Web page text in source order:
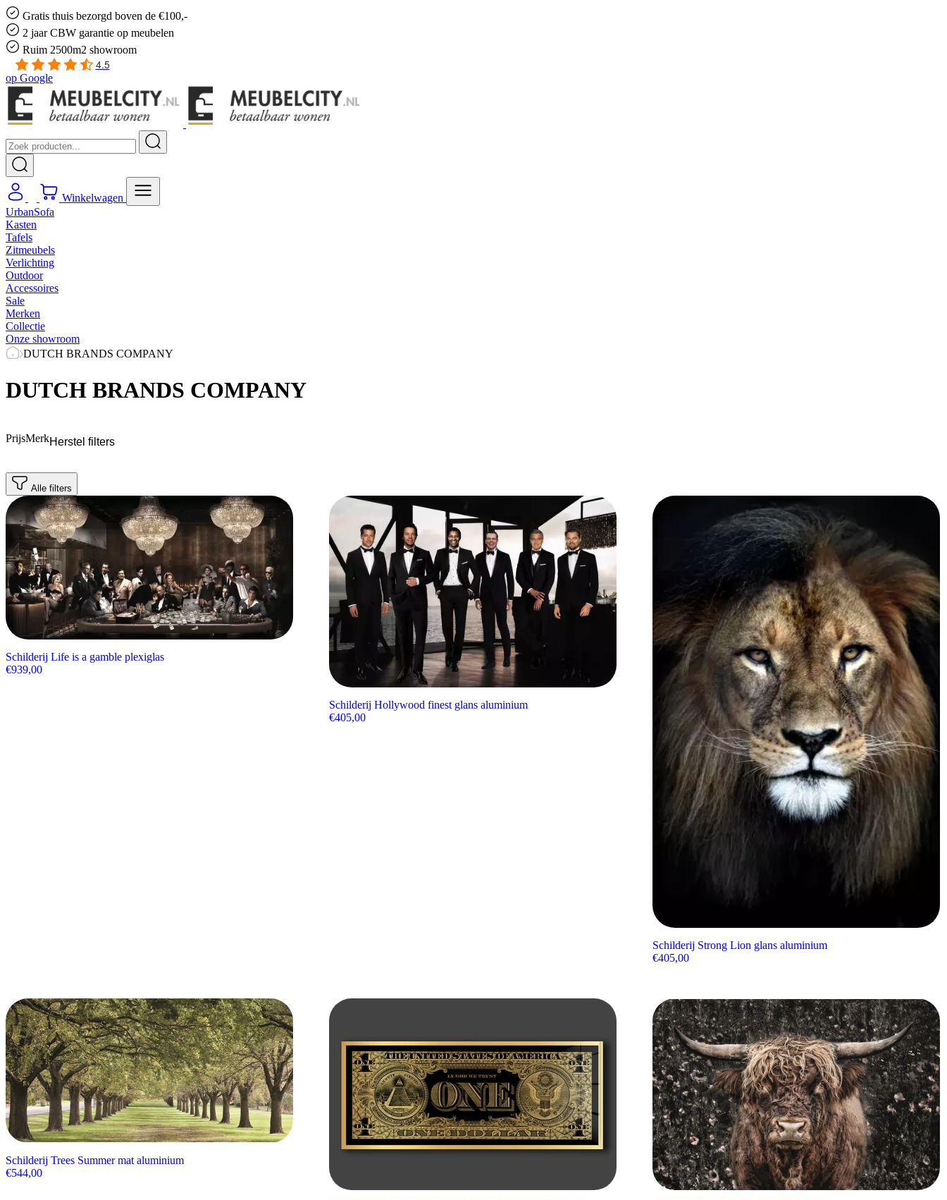
Gratis thuis bezorgd boven de €100,-
2 jaar CBW garantie op meubelen
Ruim 2500m2 showroom
4.5
op Google
Winkelwagen
UrbanSofa
Kasten
Tafels
Zitmeubels
Verlichting
Outdoor
Accessoires
Sale
Merken
Collectie
Onze showroom
DUTCH BRANDS COMPANY
DUTCH BRANDS COMPANY
PrijsMerkHerstel filters
Alle filters
Schilderij Life is a gamble plexiglas
€939,00
Schilderij Hollywood finest glans aluminium
€405,00
Schilderij Strong Lion glans aluminium
€405,00
Schilderij Trees Summer mat aluminium
€544,00